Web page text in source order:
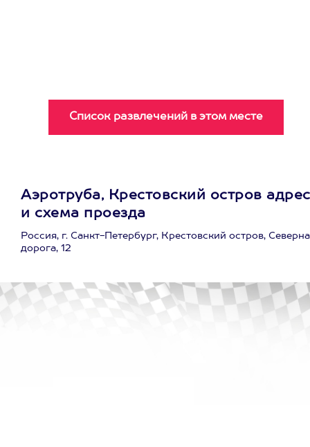
Аэротруба, Крестовский остров адрес
и схема проезда
Россия, г. Санкт-Петербург, Крестовский остров,
дорога, 12